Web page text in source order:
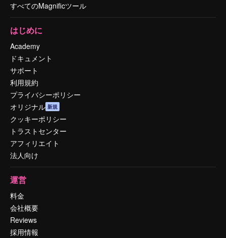
すべてのMagnificツール
はじめに
Academy
ドキュメント
サポート
利用規約
プライバシーポリシー
オリジナル 新規
クッキーポリシー
トラストセンター
アフィリエイト
法人向け
運営
料金
会社概要
Reviews
採用情報